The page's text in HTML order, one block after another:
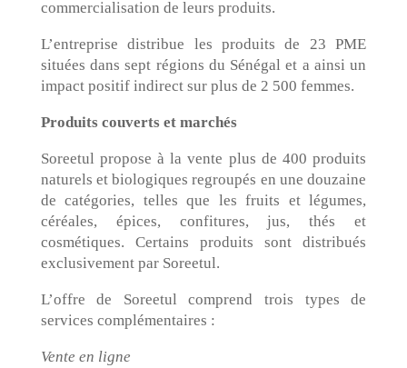
commercialisation de leurs produits.
L’entreprise distribue les produits de 23 PME
situées dans sept régions du Sénégal et a ainsi un
impact positif indirect sur plus de 2 500 femmes.
Produits couverts et marchés
Soreetul propose à la vente plus de 400 produits
naturels et biologiques regroupés en une douzaine
de catégories, telles que les fruits et légumes,
céréales, épices, confitures, jus, thés et
cosmétiques. Certains produits sont distribués
exclusivement par Soreetul.
L’offre de Soreetul comprend trois types de
services complémentaires :
Vente en ligne